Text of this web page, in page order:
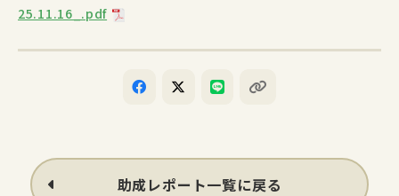
25.11.16_.pdf
助成レポート一覧に戻る